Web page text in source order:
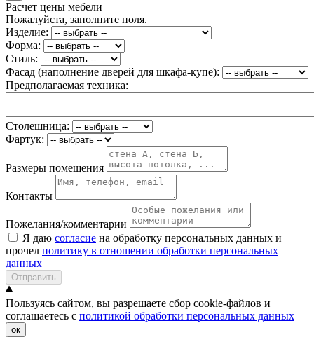
Расчет цены мебели
Пожалуйста, заполните поля.
Изделие:
Форма:
Стиль:
Фасад (наполнение дверей для шкафа-купе):
Предполагаемая техника:
Столешница:
Фартук:
Размеры помещения
Контакты
Пожелания/комментарии
Я даю согласие на обработку персональных данных и
прочел политику в отношении обработки персональных
данных
Отправить
Пользуясь сайтом, вы разрешаете сбор cookie-файлов и
соглашаетесь с политикой обработки персональных данных
ок